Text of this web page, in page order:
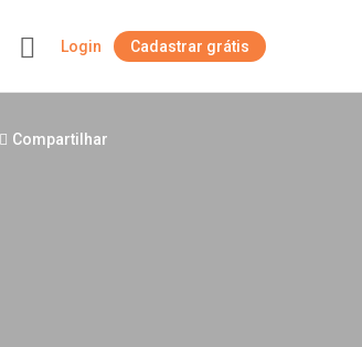
Login Cadastrar grátis
Compartilhar